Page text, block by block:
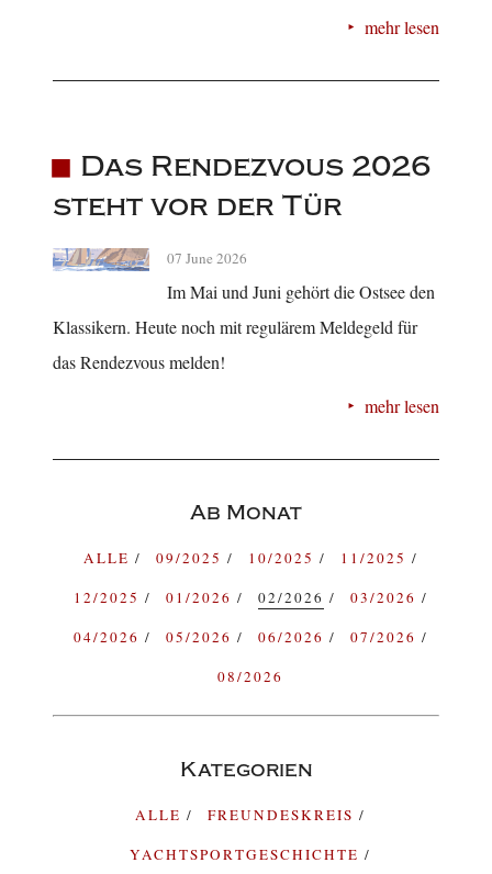
mehr lesen
Das Rendezvous 2026
steht vor der Tür
07 June 2026
Im Mai und Juni gehört die Ostsee den
Klassikern. Heute noch mit regulärem Meldegeld für
das Rendezvous melden!
mehr lesen
Ab Monat
ALLE 09/2025 10/2025
11/2025
12/2025
01/2026 02/2026
03/2026
04/2026
05/2026 06/2026
07/2026
08/2026
Kategorien
ALLE
FREUNDESKREIS
YACHTSPORTGESCHICHTE